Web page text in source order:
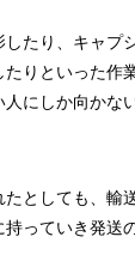
たり、キャプ
りといった作
にしか向かな
としても、輸
っていき発送